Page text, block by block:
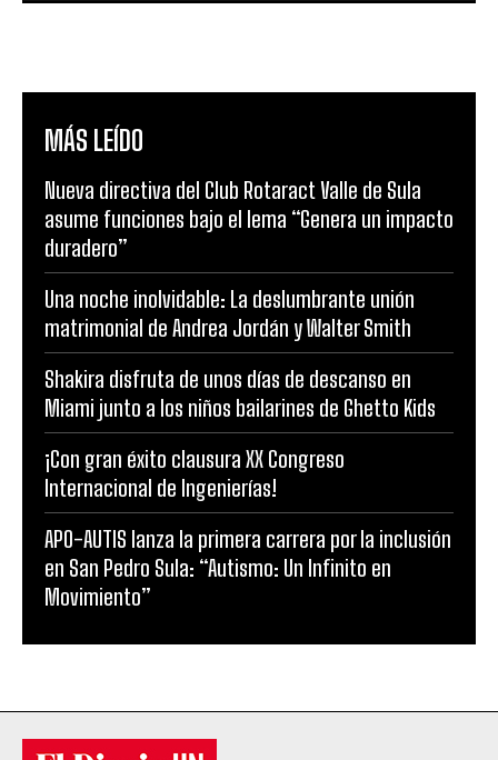
MÁS LEÍDO
Nueva directiva del Club Rotaract Valle de Sula
asume funciones bajo el lema “Genera un impacto
duradero”
Una noche inolvidable: La deslumbrante unión
matrimonial de Andrea Jordán y Walter Smith
Shakira disfruta de unos días de descanso en
Miami junto a los niños bailarines de Ghetto Kids
¡Con gran éxito clausura XX Congreso
Internacional de Ingenierías!
APO-AUTIS lanza la primera carrera por la inclusión
en San Pedro Sula: “Autismo: Un Infinito en
Movimiento”